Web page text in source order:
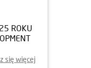
ROKU
się więcej